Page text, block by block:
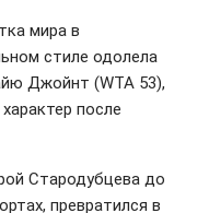
мира в
стиле одолела
Джойнт (WTA 53),
после
Стародубцева до
превратился в